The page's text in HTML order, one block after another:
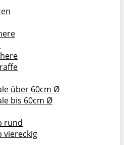
über 60cm Ø
bis 60cm Ø
rund
viereckig